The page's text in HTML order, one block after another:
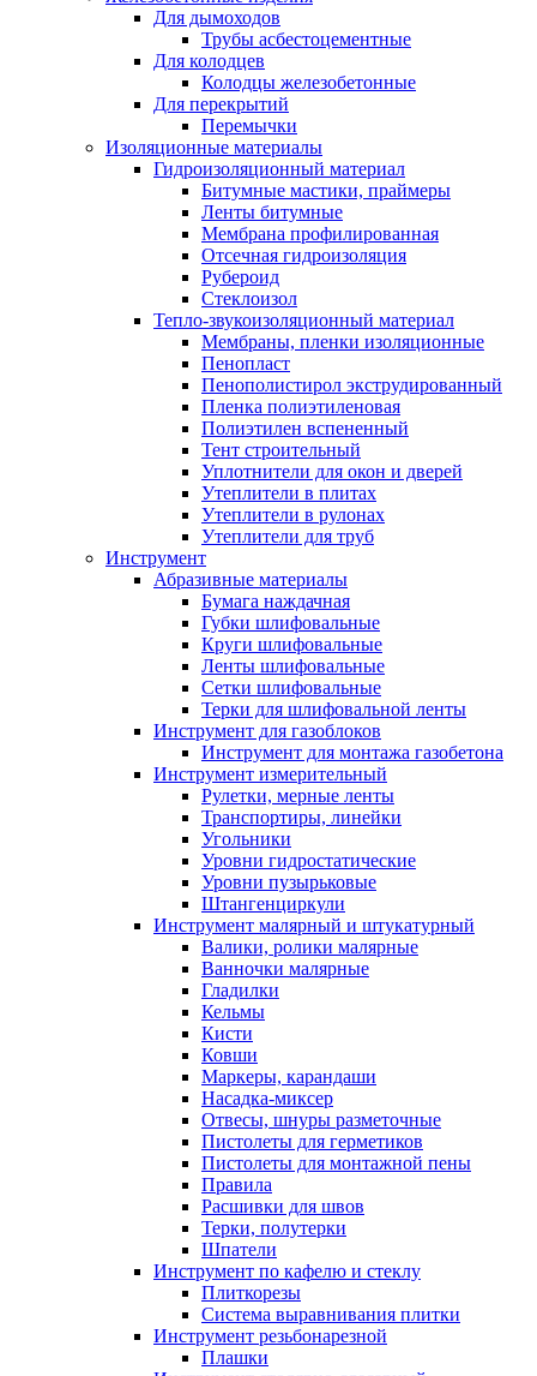
Для дымоходов
Трубы асбестоцементные
Для колодцев
Колодцы железобетонные
Для перекрытий
Перемычки
Изоляционные материалы
Гидроизоляционный материал
Битумные мастики, праймеры
Ленты битумные
Мембрана профилированная
Отсечная гидроизоляция
Рубероид
Стеклоизол
Тепло-звукоизоляционный материал
Мембраны, пленки изоляционные
Пенопласт
Пенополистирол экструдированный
Пленка полиэтиленовая
Полиэтилен вспененный
Тент строительный
Уплотнители для окон и дверей
Утеплители в плитах
Утеплители в рулонах
Утеплители для труб
Инструмент
Абразивные материалы
Бумага наждачная
Губки шлифовальные
Круги шлифовальные
Ленты шлифовальные
Сетки шлифовальные
Терки для шлифовальной ленты
Инструмент для газоблоков
Инструмент для монтажа газобетона
Инструмент измерительный
Рулетки, мерные ленты
Транспортиры, линейки
Угольники
Уровни гидростатические
Уровни пузырьковые
Штангенциркули
Инструмент малярный и штукатурный
Валики, ролики малярные
Ванночки малярные
Гладилки
Кельмы
Кисти
Ковши
Маркеры, карандаши
Насадка-миксер
Отвесы, шнуры разметочные
Пистолеты для герметиков
Пистолеты для монтажной пены
Правила
Расшивки для швов
Терки, полутерки
Шпатели
Инструмент по кафелю и стеклу
Плиткорезы
Система выравнивания плитки
Инструмент резьбонарезной
Плашки